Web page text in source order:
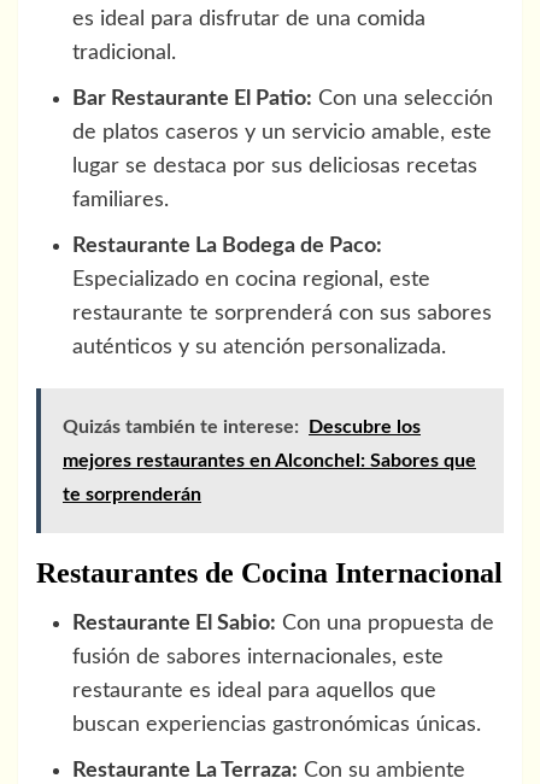
es ideal para disfrutar de una comida
tradicional.
Bar Restaurante El Patio: Con una selección
de platos caseros y un servicio amable, este
lugar se destaca por sus deliciosas recetas
familiares.
Restaurante La Bodega de Paco:
Especializado en cocina regional, este
restaurante te sorprenderá con sus sabores
auténticos y su atención personalizada.
Quizás también te interese:
Descubre los
mejores restaurantes en Alconchel: Sabores que
te sorprenderán
Restaurantes de Cocina Internacional
Restaurante El Sabio: Con una propuesta de
fusión de sabores internacionales, este
restaurante es ideal para aquellos que
buscan experiencias gastronómicas únicas.
Restaurante La Terraza: Con su ambiente